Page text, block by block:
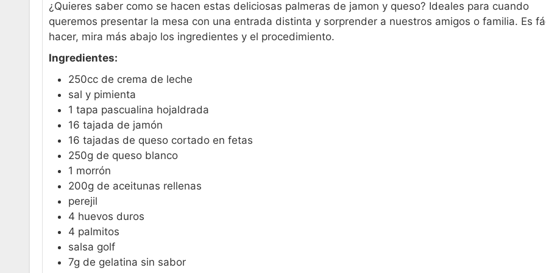
¿Quieres saber como se hacen estas deliciosas palmeras de jamon y queso? Ideales para cuando
queremos presentar la mesa con una entrada distinta y sorprender a nuestros amigos o familia. Es
hacer, mira más abajo los ingredientes y el procedimiento.
Ingredientes:
250cc de crema de leche
sal y pimienta
1 tapa pascualina hojaldrada
16 tajada de jamón
16 tajadas de queso cortado en fetas
250g de queso blanco
1 morrón
200g de aceitunas rellenas
perejil
4 huevos duros
4 palmitos
salsa golf
7g de gelatina sin sabor